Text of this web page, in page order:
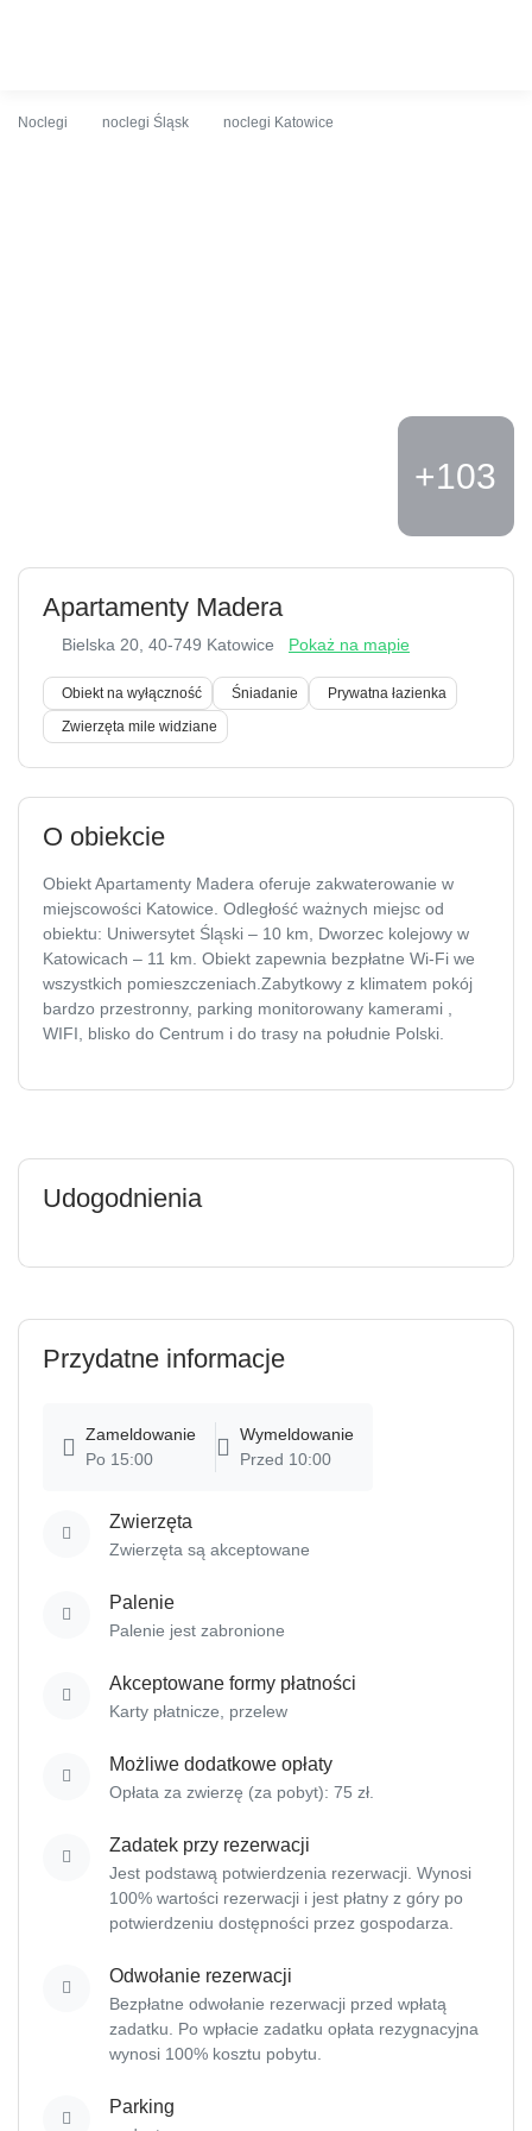
Noclegi noclegi Śląsk noclegi Katowice
+103
Apartamenty Madera
Bielska 20 , 40-749 Katowice Pokaż na mapie
Obiekt na wyłączność Śniadanie
Prywatna łazienka
Zwierzęta mile widziane
O obiekcie
Obiekt Apartamenty Madera oferuje zakwaterowanie w
miejscowości Katowice. Odległość ważnych miejsc od
obiektu: Uniwersytet Śląski – 10 km, Dworzec kolejowy w
Katowicach – 11 km. Obiekt zapewnia bezpłatne Wi-Fi we
wszystkich pomieszczeniach.Zabytkowy z klimatem pokój
bardzo przestronny, parking monitorowany kamerami , WIFI,
blisko do Centrum i do trasy na południe Polski.
Udogodnienia
Przydatne informacje
Zameldowanie
Po 15:00
Wymeldowanie
Przed 10:00
Zwierzęta
Zwierzęta są akceptowane
Palenie
Palenie jest zabronione
Akceptowane formy płatności
Karty płatnicze, przelew
Możliwe dodatkowe opłaty
Opłata za zwierzę (za pobyt): 75 zł.
Zadatek przy rezerwacji
Jest podstawą potwierdzenia rezerwacji. Wynosi
100% wartości rezerwacji i jest płatny z góry po
potwierdzeniu dostępności przez gospodarza.
Odwołanie rezerwacji
Bezpłatne odwołanie rezerwacji przed wpłatą
zadatku. Po wpłacie zadatku opłata rezygnacyjna
wynosi 100% kosztu pobytu.
Parking